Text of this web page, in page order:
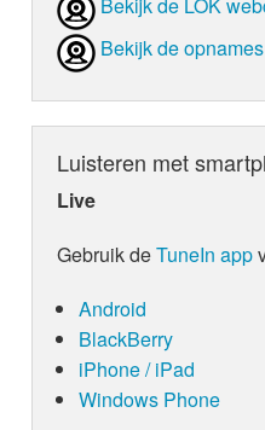
Bekijk de
Luisteren met
Live
Gebruik deTuneIn app
Android
BlackBerry
iPhone / iPad
Windows Phone